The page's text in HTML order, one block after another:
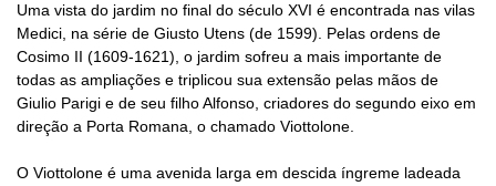
Uma vista do jardim no final do século XVI é encontrada nas vilas
Medici, na série de Giusto Utens (de 1599). Pelas ordens de
Cosimo II (1609-1621), o jardim sofreu a mais importante de
todas as ampliações e triplicou sua extensão pelas mãos de
Giulio Parigi e de seu filho Alfonso, criadores do segundo eixo em
direção a Porta Romana, o chamado Viottolone.
O Viottolone é uma avenida larga em descida íngreme ladeada